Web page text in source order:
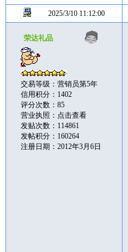
2025/3/10 11:12:00
荣达礼品
交易等级：营销员第5年
信用积分：1402
评分次数：85
营业执照： 点击查看
发贴次数：114861
发帖积分：160264
注册日期：2012年3月6日